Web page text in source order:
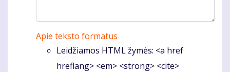
Apie teksto formatus
Leidžiamos HTML žymės: <a href
hreflang> <em> <strong> <cite>